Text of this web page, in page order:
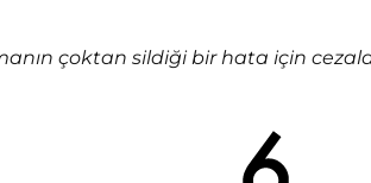
çoktan sildiği bir hata için